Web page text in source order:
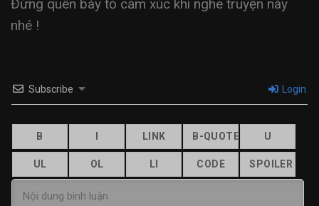
Đừng quên bày tỏ cảm xúc khi nghe truyện này
nhé !
Subscribe Login